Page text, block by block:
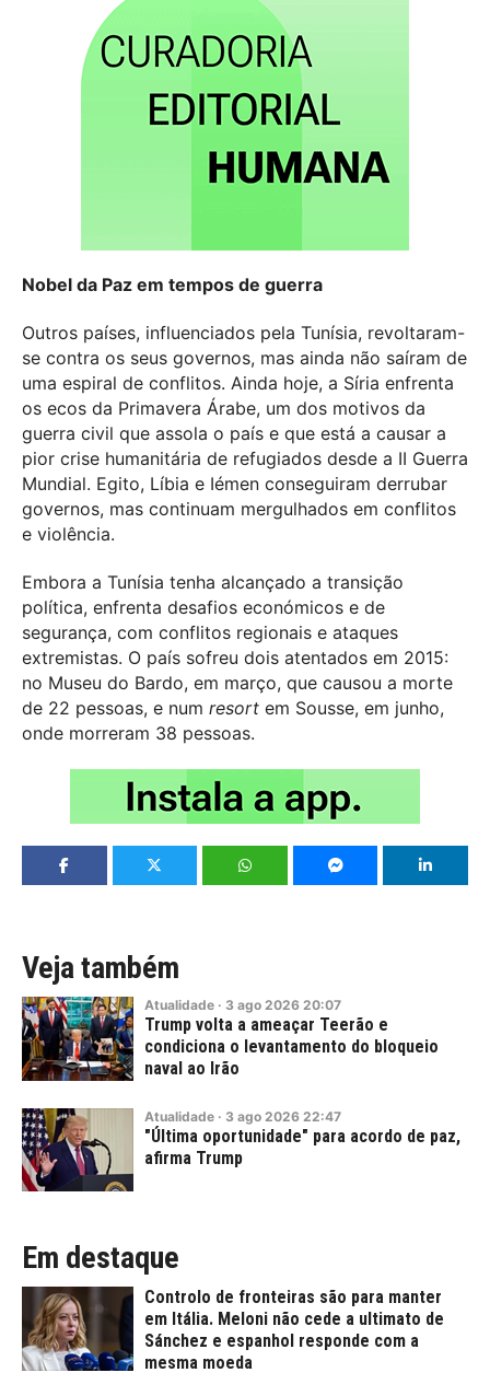
Nobel da Paz em tempos de guerra
Outros países, influenciados pela Tunísia, revoltaram-
se contra os seus governos, mas ainda não saíram de
uma espiral de conflitos. Ainda hoje, a Síria enfrenta
os ecos da Primavera Árabe, um dos motivos da
guerra civil que assola o país e que está a causar a
pior crise humanitária de refugiados desde a II Guerra
Mundial. Egito, Líbia e Iémen conseguiram derrubar
governos, mas continuam mergulhados em conflitos
e violência.
Embora a Tunísia tenha alcançado a transição
política, enfrenta desafios económicos e de
segurança, com conflitos regionais e ataques
extremistas. O país sofreu dois atentados em 2015:
no Museu do Bardo, em março, que causou a morte
de 22 pessoas, e num resort em Sousse, em junho,
onde morreram 38 pessoas.
Veja também
Atualidade · 3 ago 2026 20:07
Trump volta a ameaçar Teerão e
condiciona o levantamento do bloqueio
naval ao Irão
Atualidade · 3 ago 2026 22:47
"Última oportunidade" para acordo de paz,
afirma Trump
Em destaque
Controlo de fronteiras são para manter
em Itália. Meloni não cede a ultimato de
Sánchez e espanhol responde com a
mesma moeda